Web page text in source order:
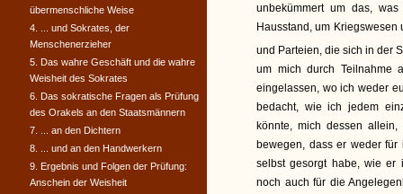
unbekümmert um das,
Hausstand, um Kriegswesen
und Parteien, die sich in der
um mich durch Teilnahme
eingelassen, wo ich weder
bedacht, wie ich jedem
könnte, mich dessen
bewegen, dass er weder
selbst gesorgt habe, wie er
noch auch für die
übermenschliche Weise
4. ... und Sokrates, der
Menschenerzieher
5. Das wahre Geschäft und die wahre
Weisheit des Sokrates
6. Das sokratische Fragen als Prüfung
des Orakels an den Staatsmännern
7. ... an den Dichtern
8. ... und an den Handwerkern
9. Ergebnis und Folgen der Prüfung:
Anschein der Weisheit